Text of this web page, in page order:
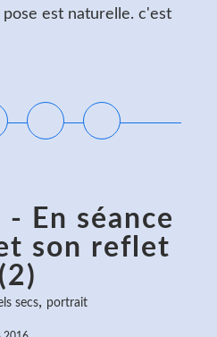
est naturelle. c'est
- En séance
son reflet
(2)
secs, portrait